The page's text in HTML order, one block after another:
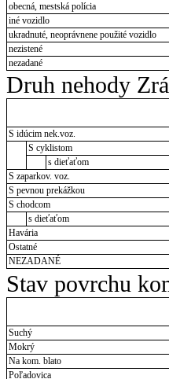
obecná, mestská polícia
iné vozidlo
ukradnuté, neoprávnene použité vozidlo
nezistené
nezadané
Druh nehody
S idúcim nek.voz.
S cyklistom
s dieťaťom
S zaparkov. voz.
S pevnou prekážkou
S chodcom
s dieťaťom
Havária
Ostatné
NEZADANÉ
Stav povrchu
Suchý
Mokrý
Na kom. blato
Poľadovica